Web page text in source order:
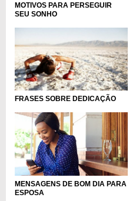
MOTIVOS PARA PERSEGUIR
SEU SONHO
FRASES SOBRE DEDICAÇÃO
MENSAGENS DE BOM DIA PARA
ESPOSA